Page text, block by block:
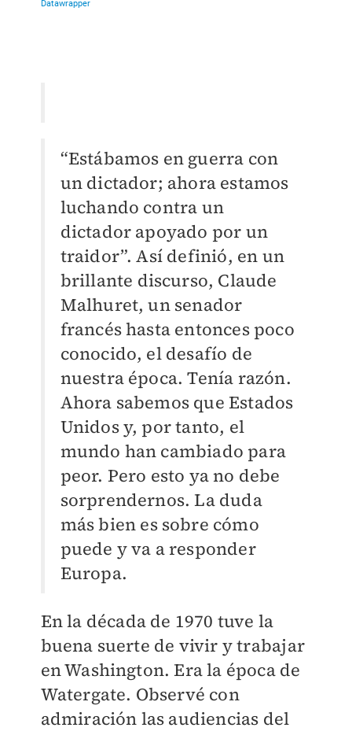
“Estábamos en guerra con
un dictador; ahora estamos
luchando contra un
dictador apoyado por un
traidor”. Así definió, en un
brillante discurso, Claude
Malhuret, un senador
francés hasta entonces poco
conocido, el desafío de
nuestra época. Tenía razón.
Ahora sabemos que Estados
Unidos y, por tanto, el
mundo han cambiado para
peor. Pero esto ya no debe
sorprendernos. La duda
más bien es sobre cómo
puede y va a responder
Europa.
En la década de 1970 tuve la
buena suerte de vivir y trabajar
en Washington. Era la época de
Watergate. Observé con
admiración las audiencias del